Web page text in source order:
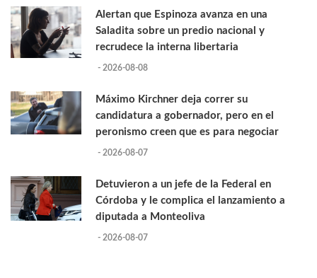
Alertan que Espinoza avanza en una
Saladita sobre un predio nacional y
recrudece la interna libertaria
- 2026-08-08
Máximo Kirchner deja correr su
candidatura a gobernador, pero en el
peronismo creen que es para negociar
- 2026-08-07
Detuvieron a un jefe de la Federal en
Córdoba y le complica el lanzamiento a
diputada a Monteoliva
- 2026-08-07